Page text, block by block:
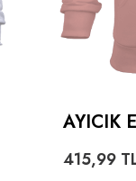
AYICIK
415,99